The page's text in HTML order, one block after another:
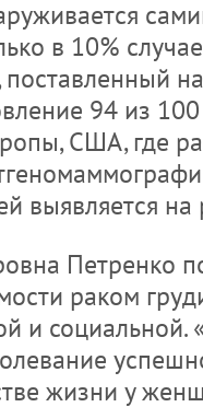
в 10%
94 из
США, где
выявляется на
Петренко
раком
и социальной.
жизни у